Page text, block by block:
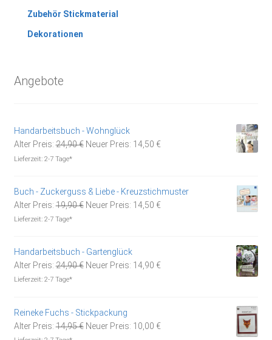
Zubehör Stickmaterial
Dekorationen
Angebote
Handarbeitsbuch - Wohnglück
Alter Preis: 24,90€ Ursprünglicher
Neuer Preis: 14,50 €Aktueller
Lieferzeit: 2-7 Tage*
Buch - Zuckerguss & Liebe - Kreuzstichmuster
Alter Preis: 19,90€ Ursprünglicher
Neuer Preis: 14,50 €Aktueller
Lieferzeit: 2-7 Tage*
Handarbeitsbuch - Gartenglück
Alter Preis: 24,90€ Ursprünglicher
Neuer Preis: 14,90 €Aktueller
Lieferzeit: 2-7 Tage*
Reineke Fuchs - Stickpackung
Alter Preis: 14,95€ Ursprünglicher
Neuer Preis: 10,00 €Aktueller